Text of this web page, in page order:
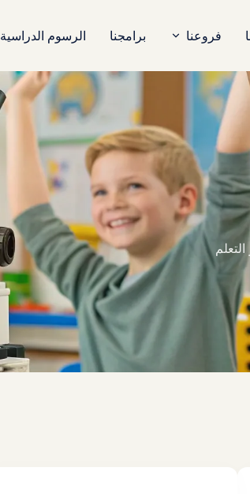
فروعنا
المدرسة العالمية
حضانة فرع الملقا
حضانة فرع القدس
حضانة فرع وزارة التعليم
حضانة فرع صلاح الدين
برامجنا الرسوم الدراسية
تُقدّر التعلم